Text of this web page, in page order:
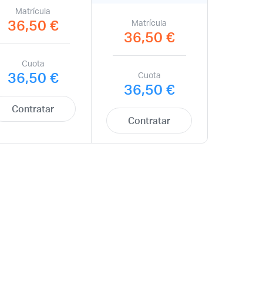
Matrícula
36,50 €
Cuota
36,50 €
Contratar
Matrícula
36,50 €
Cuota
36,50 €
Contratar